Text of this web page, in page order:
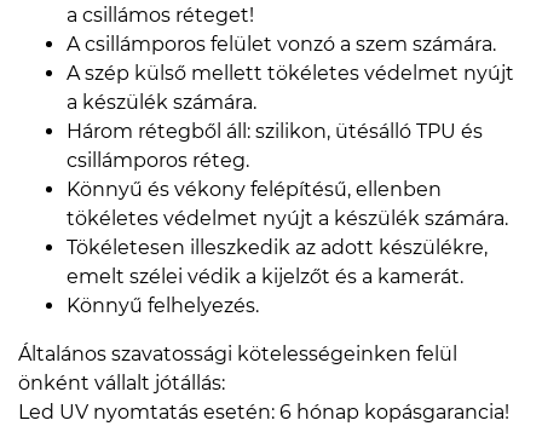
a csillámos réteget!
A csillámporos felület vonzó a szem számára.
A szép külső mellett tökéletes védelmet nyújt
a készülék számára.
Három rétegből áll: szilikon, ütésálló TPU és
csillámporos réteg.
Könnyű és vékony felépítésű, ellenben
tökéletes védelmet nyújt a készülék számára.
Tökéletesen illeszkedik az adott készülékre,
emelt szélei védik a kijelzőt és a kamerát.
Könnyű felhelyezés.
Általános szavatossági kötelességeinken felül
önként vállalt jótállás:
Led UV nyomtatás esetén: 6 hónap kopásgarancia!